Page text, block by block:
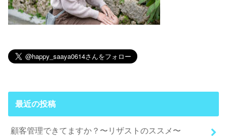
最近の投稿
顧客管理できてますか？〜リザストのススメ〜